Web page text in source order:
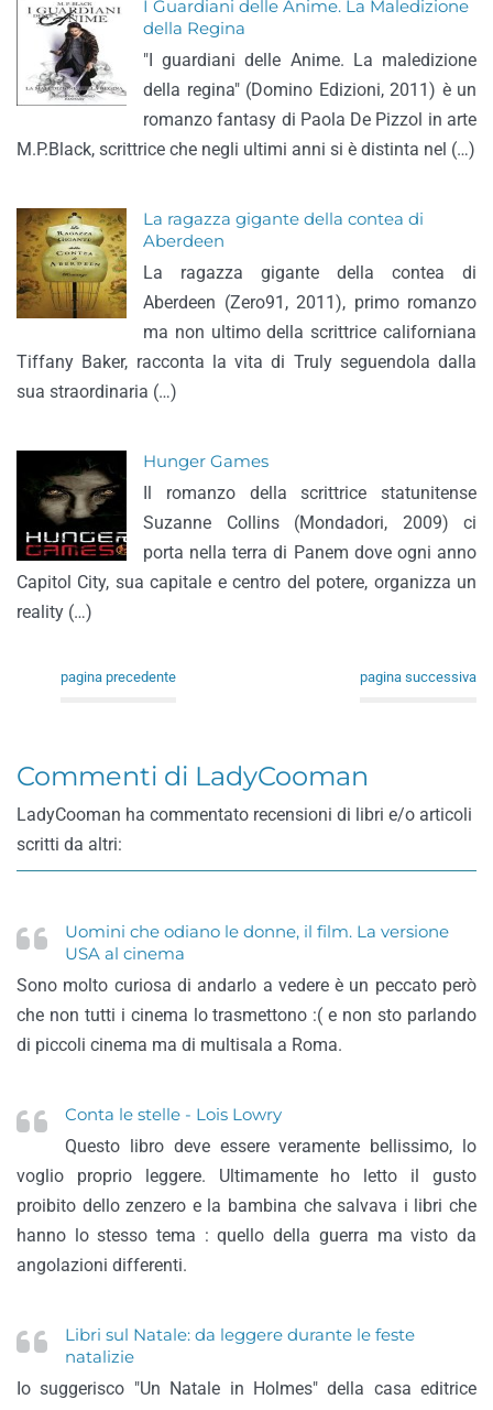
I Guardiani delle Anime. La Maledizione
della Regina
"I guardiani delle Anime. La maledizione
della regina" (Domino Edizioni, 2011) è un
romanzo fantasy di Paola De Pizzol in arte
M.P.Black, scrittrice che negli ultimi anni si è distinta nel (…)
La ragazza gigante della contea di
Aberdeen
La ragazza gigante della contea di
Aberdeen (Zero91, 2011), primo romanzo
ma non ultimo della scrittrice californiana
Tiffany Baker, racconta la vita di Truly seguendola dalla
sua straordinaria (…)
Hunger Games
Il romanzo della scrittrice statunitense
Suzanne Collins (Mondadori, 2009) ci
porta nella terra di Panem dove ogni anno
Capitol City, sua capitale e centro del potere, organizza un
reality (…)
pagina precedente pagina successiva
Commenti di LadyCooman
LadyCooman ha commentato recensioni di libri e/o articoli
scritti da altri:
Uomini che odiano le donne, il film. La versione
USA al cinema
Sono molto curiosa di andarlo a vedere è un peccato però
che non tutti i cinema lo trasmettono :( e non sto parlando
di piccoli cinema ma di multisala a Roma.
Conta le stelle - Lois Lowry
Questo libro deve essere veramente bellissimo, lo
voglio proprio leggere. Ultimamente ho letto il gusto
proibito dello zenzero e la bambina che salvava i libri che
hanno lo stesso tema : quello della guerra ma visto da
angolazioni differenti.
Libri sul Natale: da leggere durante le feste
natalizie
Io suggerisco "Un Natale in Holmes" della casa editrice